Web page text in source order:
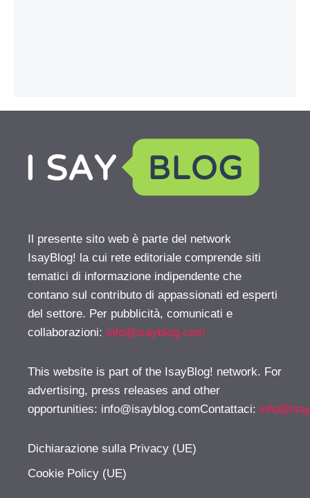
Il presente sito web è parte del network
IsayBlog! la cui rete editoriale comprende siti
tematici di informazione indipendente che
contano sul contributo di appassionati ed esperti
del settore. Per pubblicità, comunicati e
collaborazioni: info@isayblog.com
This website is part of the IsayBlog! network. For
advertising, press releases and other
opportunities: info@isayblog.comContattaci:
Dichiarazione sulla Privacy (UE)
Cookie Policy (UE)